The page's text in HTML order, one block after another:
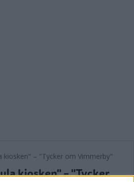
kiosken" – "Tycker